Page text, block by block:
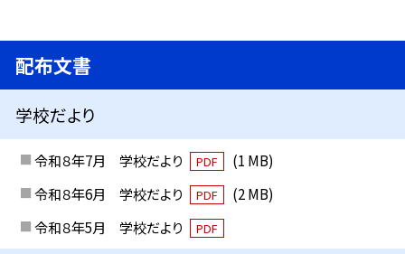
配布文書
学校だより
令和８年7月 学校だより PDF
(1 MB)
令和８年6月 学校だより
PDF
(2 MB)
令和８年5月 学校だより
PDF